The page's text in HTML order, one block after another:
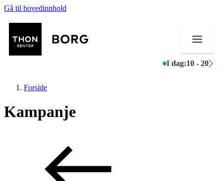
Gå til hovedinnhold
I dag:10 - 20
Mat og drikke
Aktiviteter
Forside
Kampanje